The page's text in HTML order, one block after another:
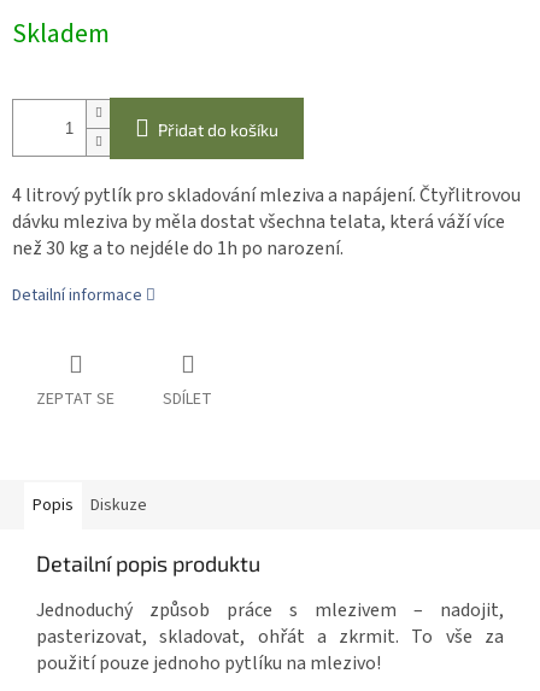
cena:
Skladem
Přidat do košíku
4 litrový pytlík pro skladování mleziva a napájení. Čtyřlitrovou
dávku mleziva by měla dostat všechna telata, která váží více
než 30 kg a to nejdéle do 1h po narození.
Detailní informace
ZEPTAT SE SDÍLET
Popis Diskuze
Detailní popis produktu
Jednoduchý způsob práce s mlezivem – nadojit,
pasterizovat, skladovat, ohřát a zkrmit. To vše za
použití pouze jednoho pytlíku na mlezivo!